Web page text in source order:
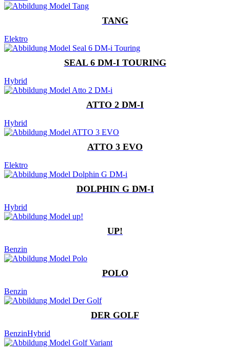
TANG
Elektro
SEAL 6 DM-I TOURING
Hybrid
ATTO 2 DM-I
Hybrid
ATTO 3 EVO
Elektro
DOLPHIN G DM-I
Hybrid
UP!
Benzin
POLO
Benzin
DER GOLF
BenzinHybrid